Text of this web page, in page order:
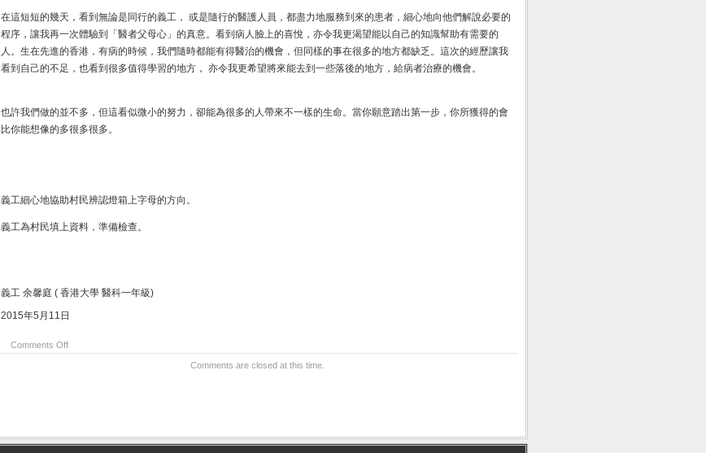
在這短短的幾天，看到無論是同行的義工， 或是隨行的醫護人員，都盡力地服務到來的患者，細心地向他們解說必要的
程序，讓我再一次體驗到「醫者父母心」的真意。看到病人臉上的喜悅，亦令我更渴望能以自己的知識幫助有需要的
人。生在先進的香港，有病的時候，我們隨時都能有得醫治的機會，但同樣的事在很多的地方都缺乏。這次的經歷讓我
看到自己的不足，也看到很多值得學習的地方， 亦令我更希望將來能去到一些落後的地方，給病者治療的機會。
也許我們做的並不多，但這看似微小的努力，卻能為很多的人帶來不一樣的生命。當你願意踏出第一步，你所獲得的會
比你能想像的多很多很多。
義工細心地協助村民辨認燈箱上字母的方向。
義工為村民填上資料，準備檢查。
義工 余馨庭 ( 香港大學 醫科一年級)
2015年5月11日
Comments Off
Comments are closed at this time.